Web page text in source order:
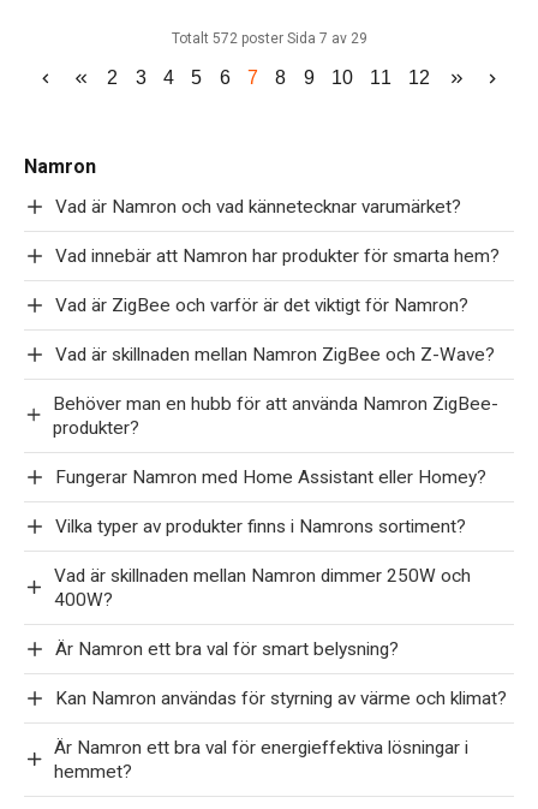
Totalt 572 poster Sida 7 av 29
2 3 4 5 6 7 8 9 10 11 12
Namron
Vad är Namron och vad kännetecknar varumärket?
Vad innebär att Namron har produkter för smarta hem?
Vad är ZigBee och varför är det viktigt för Namron?
Vad är skillnaden mellan Namron ZigBee och Z-Wave?
Behöver man en hubb för att använda Namron ZigBee-
produkter?
Fungerar Namron med Home Assistant eller Homey?
Vilka typer av produkter finns i Namrons sortiment?
Vad är skillnaden mellan Namron dimmer 250W och
400W?
Är Namron ett bra val för smart belysning?
Kan Namron användas för styrning av värme och klimat?
Är Namron ett bra val för energieffektiva lösningar i
hemmet?